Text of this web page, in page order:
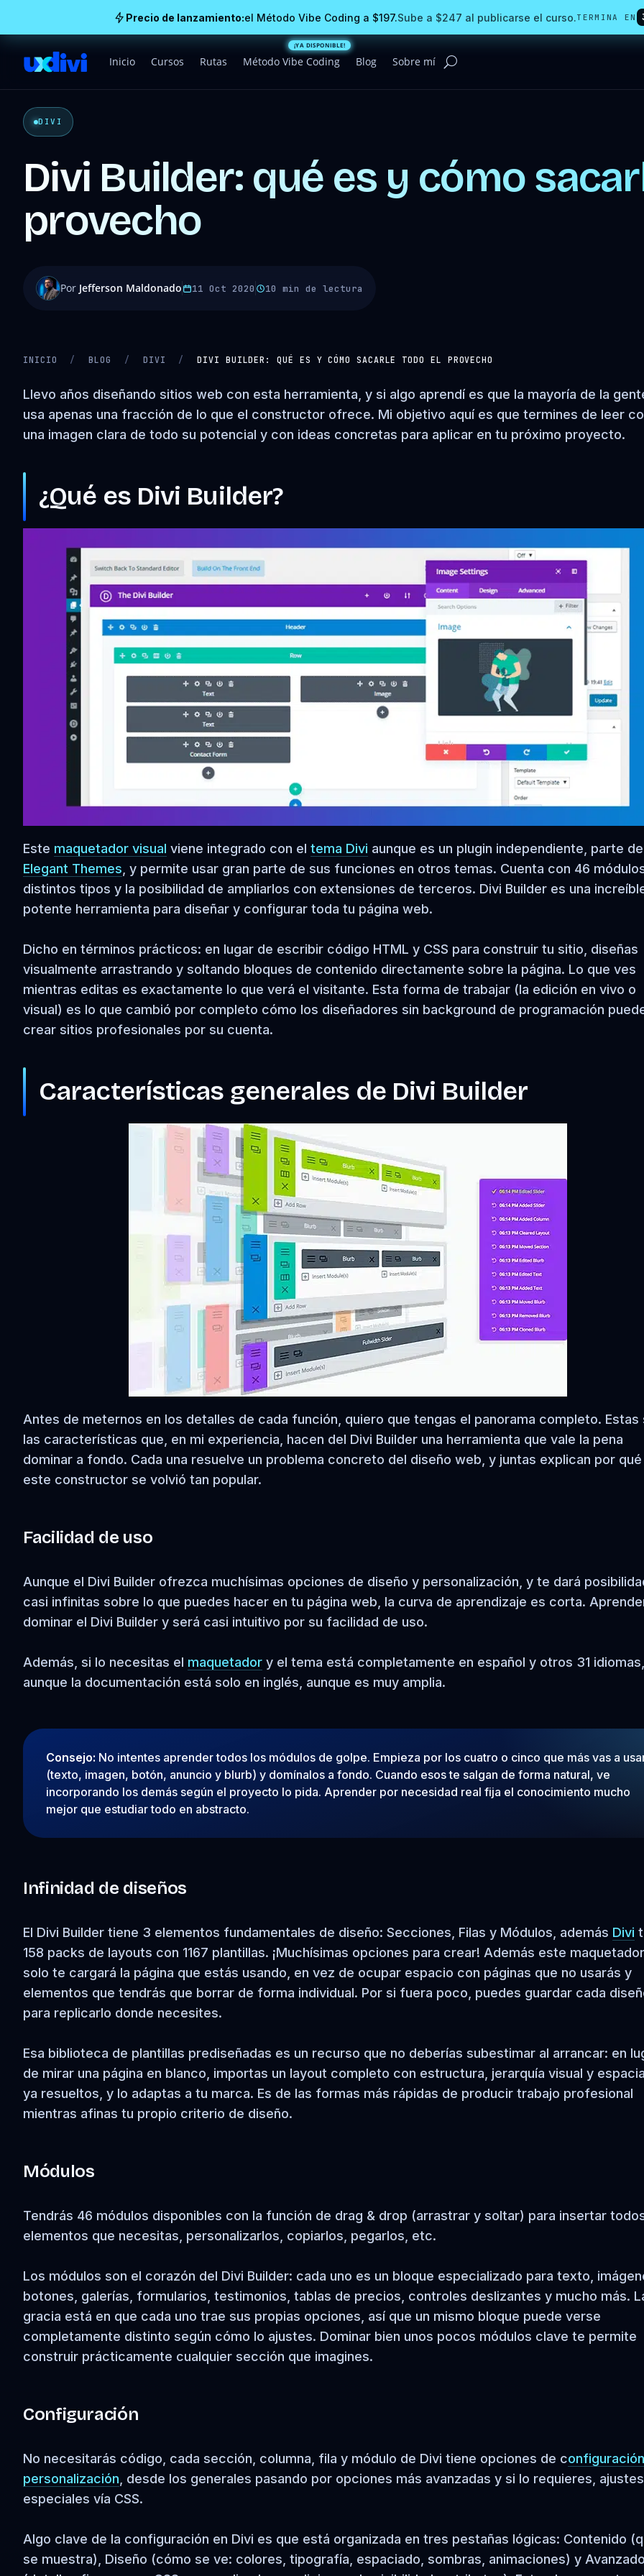
Precio de lanzamiento:el Método Vibe Coding a $197.Sube a $247 al publicarse el curso.TERMINA EN
Inicio Cursos Rutas Método Vibe Coding Blog Sobre mí
DIVI
Divi Builder: qué es y cómo
provecho
Por Jefferson Maldonado 11 Oct 2020 10 min de lectura
INICIO / BLOG / DIVI / DIVI BUILDER: QUÉ ES Y CÓMO SACARLE TODO EL PROVECHO
Llevo años diseñando sitios web con esta herramienta, y si algo aprendí es que la mayoría de la
usa apenas una fracción de lo que el constructor ofrece. Mi objetivo aquí es que termines de leer
una imagen clara de todo su potencial y con ideas concretas para aplicar en tu próximo proyecto.
¿Qué es Divi Builder?
Este maquetador visual viene integrado con el tema Divi aunque es un plugin independiente, parte de
Elegant Themes , y permite usar gran parte de sus funciones en otros temas. Cuenta con 46
distintos tipos y la posibilidad de ampliarlos con extensiones de terceros. Divi Builder es una
potente herramienta para diseñar y configurar toda tu página web.
Dicho en términos prácticos: en lugar de escribir código HTML y CSS para construir tu sitio, diseñas
visualmente arrastrando y soltando bloques de contenido directamente sobre la página. Lo que ves
mientras editas es exactamente lo que verá el visitante. Esta forma de trabajar (la edición en vivo o
visual) es lo que cambió por completo cómo los diseñadores sin background de programación
crear sitios profesionales por su cuenta.
Características generales de Divi Builder
Antes de meternos en los detalles de cada función, quiero que tengas el panorama completo. Estas
las características que, en mi experiencia, hacen del Divi Builder una herramienta que vale la pena
dominar a fondo. Cada una resuelve un problema concreto del diseño web, y juntas explican por qué
este constructor se volvió tan popular.
Facilidad de uso
Aunque el Divi Builder ofrezca muchísimas opciones de diseño y personalización, y te dará
casi infinitas sobre lo que puedes hacer en tu página web, la curva de aprendizaje es corta.
dominar el Divi Builder y será casi intuitivo por su facilidad de uso.
Además, si lo necesitas el maquetador y el tema está completamente en español y otros 31 idiomas,
aunque la documentación está solo en inglés, aunque es muy amplia.
Consejo: No intentes aprender todos los módulos de golpe. Empieza por los cuatro o cinco que más vas a
(texto, imagen, botón, anuncio y blurb) y domínalos a fondo. Cuando esos te salgan de forma natural, ve
incorporando los demás según el proyecto lo pida. Aprender por necesidad real fija el conocimiento mucho
mejor que estudiar todo en abstracto.
Infinidad de diseños
El Divi Builder tiene 3 elementos fundamentales de diseño: Secciones, Filas y Módulos, además Divi
158 packs de layouts con 1167 plantillas. ¡Muchísimas opciones para crear! Además este maquetador
solo te cargará la página que estás usando, en vez de ocupar espacio con páginas que no usarás y
elementos que tendrás que borrar de forma individual. Por si fuera poco, puedes guardar cada
para replicarlo donde necesites.
Esa biblioteca de plantillas prediseñadas es un recurso que no deberías subestimar al arrancar: en
de mirar una página en blanco, importas un layout completo con estructura, jerarquía visual y
ya resueltos, y lo adaptas a tu marca. Es de las formas más rápidas de producir trabajo profesional
mientras afinas tu propio criterio de diseño.
Módulos
Tendrás 46 módulos disponibles con la función de drag & drop (arrastrar y soltar) para insertar
elementos que necesitas, personalizarlos, copiarlos, pegarlos, etc.
Los módulos son el corazón del Divi Builder: cada uno es un bloque especializado para texto,
botones, galerías, formularios, testimonios, tablas de precios, controles deslizantes y mucho más.
gracia está en que cada uno trae sus propias opciones, así que un mismo bloque puede verse
completamente distinto según cómo lo ajustes. Dominar bien unos pocos módulos clave te permite
construir prácticamente cualquier sección que imagines.
Configuración
No necesitarás código, cada sección, columna, fila y módulo de Divi tiene opciones de c
personalización , desde los generales pasando por opciones más avanzadas y si lo requieres, ajustes
especiales vía CSS.
Algo clave de la configuración en Divi es que está organizada en tres pestañas lógicas: Contenido
se muestra), Diseño (cómo se ve: colores, tipografía, espaciado, sombras, animaciones) y